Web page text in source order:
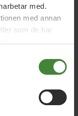
med.
med annan
som de har
för
är en